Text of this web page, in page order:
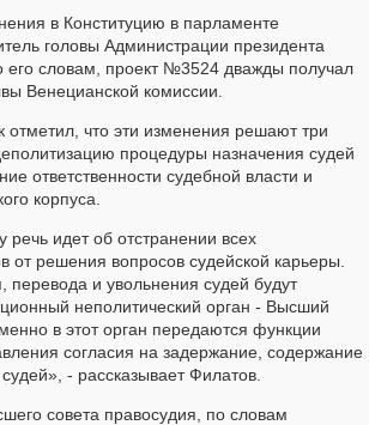
в Конституцию в парламенте
головы Администрации президента
его словам, проект №3524 дважды получал
Венецианской комиссии.
отметил, что эти изменения решают три
процедуры назначения судей
ответственности судебной власти и
корпуса.
идет об отстранении всех
от решения вопросов судейской карьеры.
перевода и увольнения судей будут
неполитический орган - Высший
в этот орган передаются функции
согласия на задержание, содержание
- рассказывает Филатов.
совета правосудия, по словам